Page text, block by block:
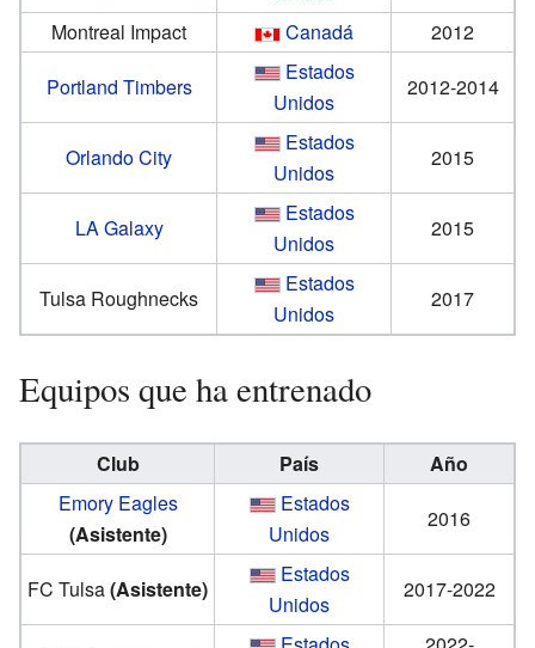
Montreal Impact
Canadá
2012
Portland Timbers
Estados
Unidos
2012-2014
Orlando City
Estados
Unidos
2015
LA Galaxy
Estados
Unidos
2015
Tulsa Roughnecks
Estados
Unidos
2017
Equipos que ha entrenado
Club País
Año
Emory Eagles
(Asistente)
Estados
Unidos
2016
FC Tulsa(Asistente)
Estados
Unidos
2017-2022